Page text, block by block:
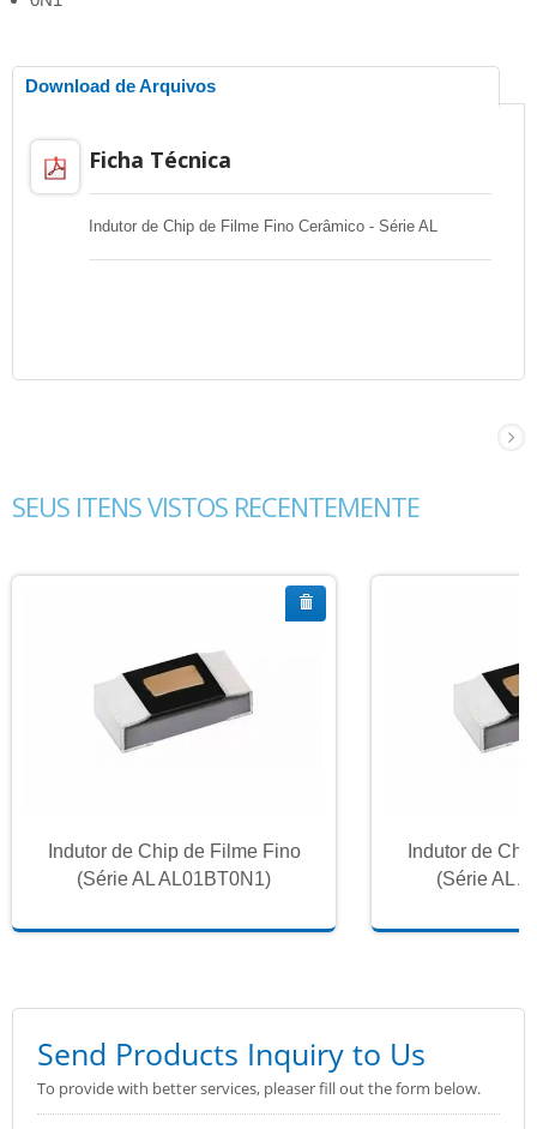
Download de Arquivos
Ficha Técnica
Indutor de Chip de Filme Fino Cerâmico - Série AL
SEUS ITENS VISTOS RECENTEMENTE
Indutor de Chip de Filme Fino
(Série AL AL01BT0N1)
Indutor de
(Série AL